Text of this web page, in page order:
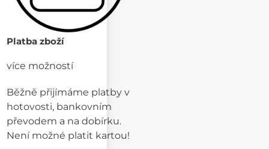
Platba zboží
více možností
Běžně přijímáme platby v
hotovosti, bankovním
převodem a na dobírku.
Není možné platit kartou!